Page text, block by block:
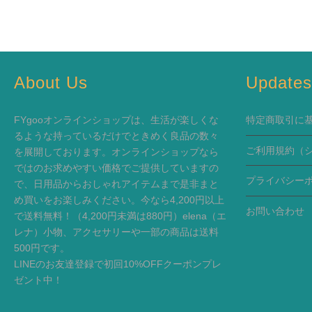
About Us
FYgooオンラインショップは、生活が楽しくな
るような持っているだけでときめく良品の数々
を展開しております。オンラインショップなら
ではのお求めやすい価格でご提供していますの
で、日用品からおしゃれアイテムまで是非まと
め買いをお楽しみください。今なら4,200円以上
で送料無料！（4,200円未満は880円）elena（エ
レナ）小物、アクセサリーや一部の商品は送料
500円です。
LINEのお友達登録で初回10%OFFクーポンプレ
ゼント中！
Updates
特定商取引に
ご利用規約 （
プライバシー
お問い合わせ